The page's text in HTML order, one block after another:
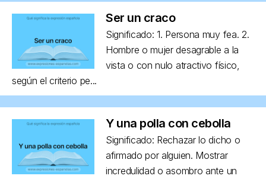
Ser un craco
Significado: 1. Persona muy fea. 2.
Hombre o mujer desagrable a la
vista o con nulo atractivo físico,
según el criterio pe...
Y una polla con cebolla
Significado: Rechazar lo dicho o
afirmado por alguien. Mostrar
incredulidad o asombro ante un